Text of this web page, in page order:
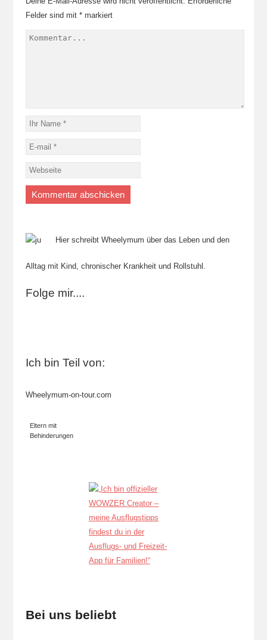
Felder sind mit *markiert
Hier schreibt Wheelymum über das Leben und den
Alltag mit Kind, chronischer Krankheit und Rollstuhl.
Folge mir....
Ich bin Teil von:
Wheelymum-on-tour.com
Eltern mit
Behinderungen
Bei uns beliebt